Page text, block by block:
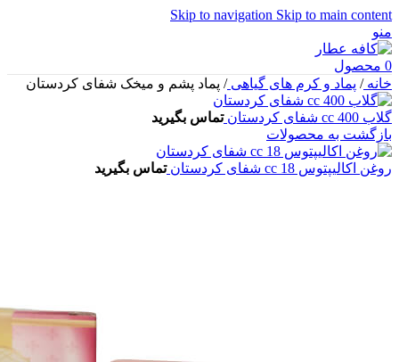
Skip to navigation Skip to main content
منو
0 محصول
خانه/ پماد و کرم های گیاهی/ پماد پشم و میخک شفای کردستان
گلاب 400 cc شفای کردستان
تماس بگیرید
بازگشت به محصولات
روغن اکالیپتوس 18 cc شفای کردستان تماس بگیرید